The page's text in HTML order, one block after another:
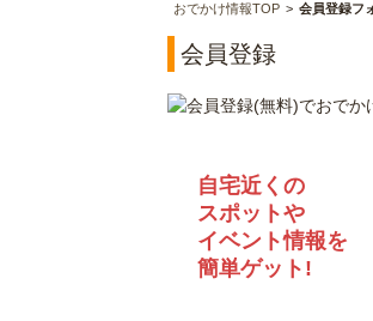
おでかけ情報TOP 会員登録フ
会員登録
自宅近くの
スポットや
イベント情報を
簡単ゲット!